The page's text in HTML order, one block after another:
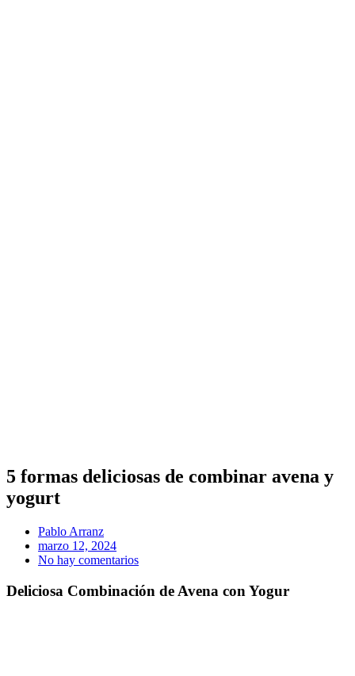
5 formas deliciosas de combinar avena y
yogurt
Pablo Arranz
marzo 12, 2024
No hay comentarios
Deliciosa Combinación de Avena con Yogur